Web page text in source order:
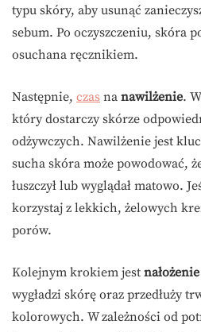
typu skóry, aby usunąć
sebum. Po oczyszczeniu, skóra
osuchana ręcznikiem.
Następnie, czas na nawilżenie.
który dostarczy skórze
odżywczych. Nawilżenie jest
sucha skóra może powodować,
łuszczył lub wyglądał matowo.
korzystaj z lekkich, żelowych
porów.
Kolejnym krokiem jest
wygładzi skórę oraz przedłuży
kolorowych. W zależności od